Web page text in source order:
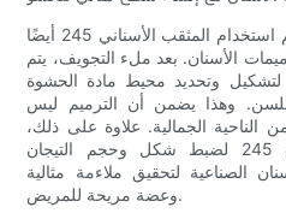
بالإضافة إلى تحضير التجويف، يتم استخدام المثقب الأسناني 245 أيضًا
الأسنان. بعد ملء التجويف، يتم
استخدام المثقب الأسناني 245 لتشكيل وتحديد محيط مادة الحشوة
وهذا يضمن أن الترميم ليس
الجمالية. علاوة على ذلك،
يمكن استخدام مثقاب الأسنان 245 لضبط شكل وحجم التيجان
الصناعية لتحقيق ملاءمة مثالية
وعضة مريحة للمريض.